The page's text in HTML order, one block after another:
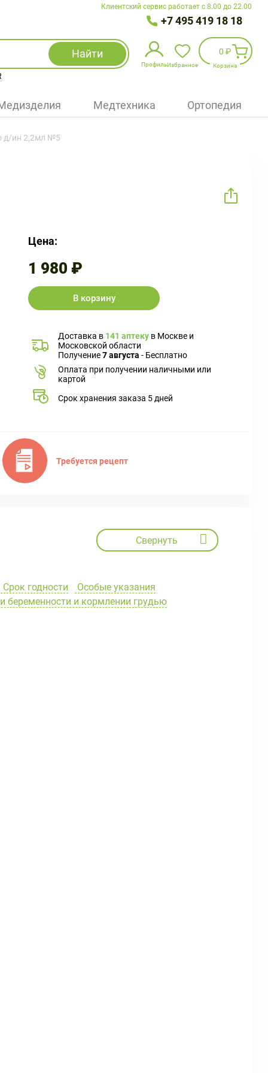
Клиентский сервис работает с 8.00 до 22.00
+7 495 419 18 18
Найти
Профиль
Избранное
Войти
Избранное
0 ₽
Корзина
Медтехника Ортопедия
д/ин 2,2мл №5
Цена:
1 980 ₽
В корзину
Доставка в 141 аптеку в Москве и
Московской области
Получение7 августа - Бесплатно
Оплата при получении наличными или
картой
Срок хранения заказа 5 дней
Требуется рецепт
Свернуть
Срок годности
Особые указания
беременности и кормлении грудью